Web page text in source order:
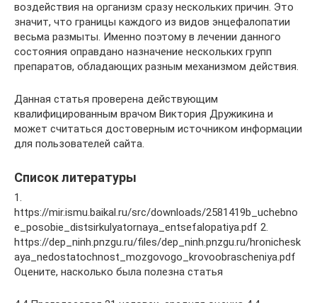
воздействия на организм сразу нескольких причин. Это
значит, что границы каждого из видов энцефалопатии
весьма размыты. Именно поэтому в лечении данного
состояния оправдано назначение нескольких групп
препаратов, обладающих разным механизмом действия.
Данная статья проверена действующим
квалифицированным врачом Виктория Дружикина и
может считаться достоверным источником информации
для пользователей сайта.
Список литературы
1.
https://mir.ismu.baikal.ru/src/downloads/2581419b_uchebno
e_posobie_distsirkulyatornaya_entsefalopatiya.pdf 2.
https://dep_ninh.pnzgu.ru/files/dep_ninh.pnzgu.ru/hronichesk
aya_nedostatochnost_mozgovogo_krovoobrascheniya.pdf
Оцените, насколько была полезна статья